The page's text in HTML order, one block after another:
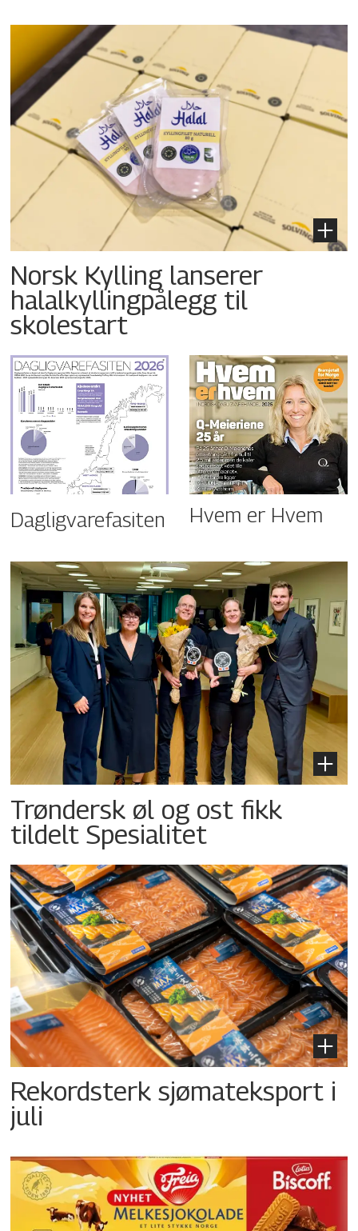
Norsk Kylling lanserer
halalkyllingpålegg til
skolestart
Dagligvarefasiten Hvem er Hvem
Trøndersk øl og ost fikk
tildelt Spesialitet
Rekordsterk sjømateksport i
juli